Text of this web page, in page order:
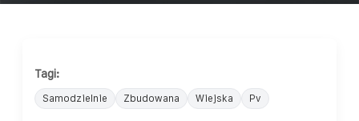
Tagi:
Samodzielnie Zbudowana Wiejska Pv